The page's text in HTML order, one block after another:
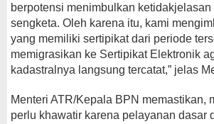
berpotensi menimbulkan
sengketa. Oleh karena itu, kami
yang memiliki sertipikat dari periode
memigrasikan ke Sertipikat Elektronik
kadastralnya langsung tercatat,” jelas
Menteri ATR/Kepala BPN memastikan,
perlu khawatir karena pelayanan dasar